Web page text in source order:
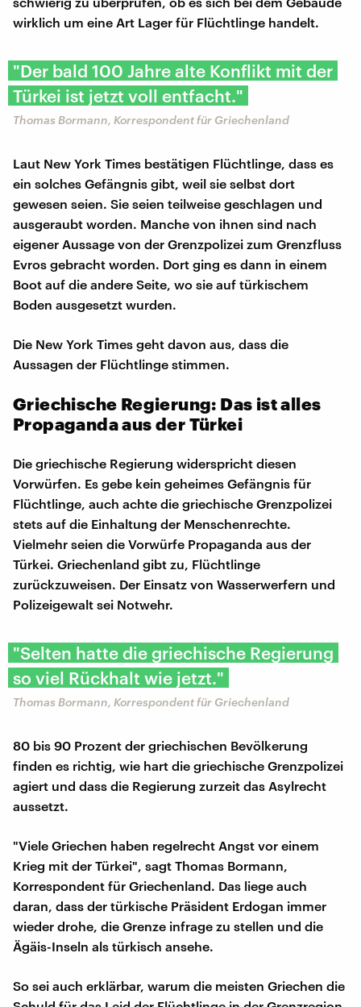
wirklich um eine Art Lager für Flüchtlinge handelt.
"Der bald 100 Jahre alte Konflikt mit der
Türkei ist jetzt voll entfacht."
Thomas Bormann, Korrespondent für Griechenland
Laut New York Times bestätigen Flüchtlinge, dass es
ein solches Gefängnis gibt, weil sie selbst dort
gewesen seien. Sie seien teilweise geschlagen und
ausgeraubt worden. Manche von ihnen sind nach
eigener Aussage von der Grenzpolizei zum Grenzfluss
Evros gebracht worden. Dort ging es dann in einem
Boot auf die andere Seite, wo sie auf türkischem
Boden ausgesetzt wurden.
Die New York Times geht davon aus, dass die
Aussagen der Flüchtlinge stimmen.
Griechische Regierung: Das ist alles
Propaganda aus der Türkei
Die griechische Regierung widerspricht diesen
Vorwürfen. Es gebe kein geheimes Gefängnis für
Flüchtlinge, auch achte die griechische Grenzpolizei
stets auf die Einhaltung der Menschenrechte.
Vielmehr seien die Vorwürfe Propaganda aus der
Türkei. Griechenland gibt zu, Flüchtlinge
zurückzuweisen. Der Einsatz von Wasserwerfern und
Polizeigewalt sei Notwehr.
"Selten hatte die griechische Regierung
so viel Rückhalt wie jetzt."
Thomas Bormann, Korrespondent für Griechenland
80 bis 90 Prozent der griechischen Bevölkerung
finden es richtig, wie hart die griechische Grenzpolizei
agiert und dass die Regierung zurzeit das Asylrecht
aussetzt.
"Viele Griechen haben regelrecht Angst vor einem
Krieg mit der Türkei", sagt Thomas Bormann,
Korrespondent für Griechenland. Das liege auch
daran, dass der türkische Präsident Erdogan immer
wieder drohe, die Grenze infrage zu stellen und die
Ägäis-Inseln als türkisch ansehe.
So sei auch erklärbar, warum die meisten Griechen die